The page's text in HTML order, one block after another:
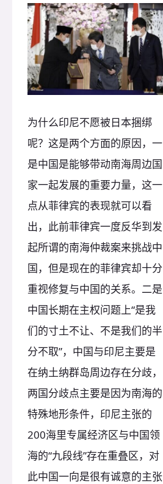
为什么印尼不愿被日本捆绑
呢？这是两个方面的原因，一
是中国是能够带动南海周边国
家一起发展的重要力量，这一
点从菲律宾的表现就可以看
出，此前菲律宾一度反华到发
起所谓的南海仲裁案来挑战中
国，但是现在的菲律宾却十分
重视修复与中国的关系。二是
中国长期在主权问题上“是我
们的寸土不让、不是我们的半
分不取”，中国与印尼主要是
在纳土纳群岛周边存在分歧，
两国分歧点主要是因为南海的
特殊地形条件，印尼主张的
200海里专属经济区与中国领
海的“九段线”存在重叠区，对
此中国一向是很有诚意的主张